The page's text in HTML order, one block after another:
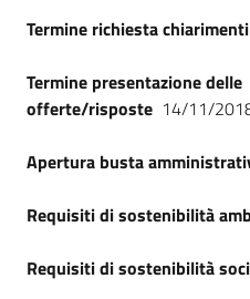
Termine richiesta chiarimenti
Termine presentazione delle
offerte/risposte 14/11/
Apertura busta
Requisiti di sostenibilità
Requisiti di sostenibilità